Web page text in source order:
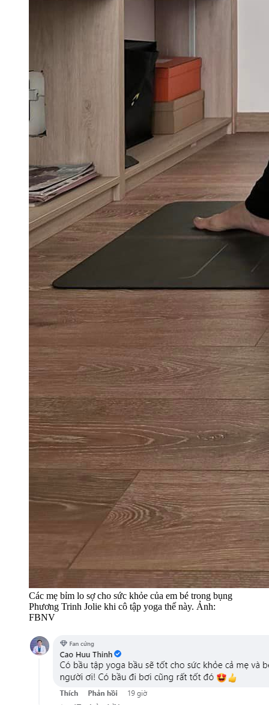
Các mẹ bỉm lo sợ cho sức khỏe của em bé trong bụng
Phương Trinh Jolie khi cô tập yoga thế này. Ảnh:
FBNV